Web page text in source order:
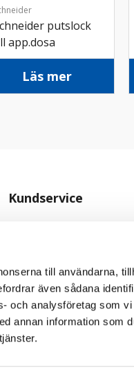
till användarna,
även sådana
och analysföretag som vi
annan information som
putslock
app.dosa
Läs mer
Kundservice
Personuppgiftspolicy
Cookiepolicy